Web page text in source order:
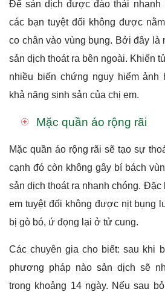
Để sản dịch được đào thải nhanh
các bạn tuyệt đối không được
co chân vào vùng bụng. Bởi đây là
sản dịch thoát ra bên ngoài. Khiến
nhiều biến chứng nguy hiểm ảnh
khả năng sinh sản của chị em.
Mặc quần áo rộng rãi
Mặc quần áo rộng rãi sẽ tạo sự
cạnh đó còn không gây bí bách
sản dịch thoát ra nhanh chóng. Đặc
em tuyệt đối không được nịt bụng
bị gò bó, ứ đọng lại ở tử cung.
Các chuyên gia cho biết: sau khi
phương pháp nào sản dịch sẽ
trong khoảng 14 ngày. Nếu sau